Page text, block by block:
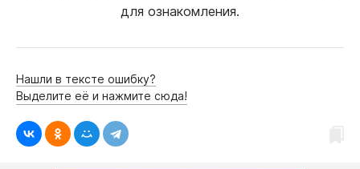
для ознакомления.
Нашли в тексте ошибку?
Выделите её и нажмите сюда!